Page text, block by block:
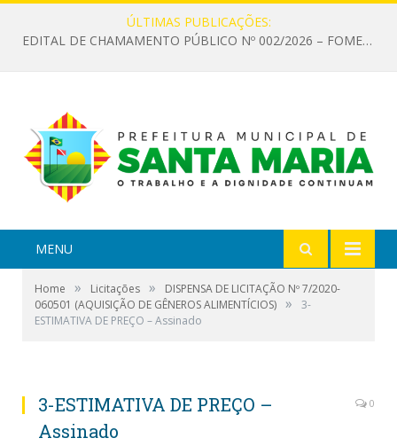
ÚLTIMAS PUBLICAÇÕES:
EDITAL DE CHAMAMENTO PÚBLICO Nº 002/2026 – FOMENTO À EXECUÇÃO DE AÇÕES CULTURAIS
MENU
Home » Licitações »
DISPENSA DE LICITAÇÃO Nº 7/2020-
060501 (AQUISIÇÃO DE GÊNEROS ALIMENTÍCIOS) »
3-
ESTIMATIVA DE PREÇO – Assinado
3-ESTIMATIVA DE PREÇO –
Assinado
0